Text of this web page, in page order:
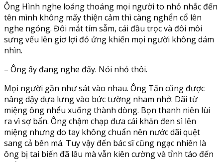
Ông Hình nghe loáng thoáng mọi người to nhỏ nhắc đến
tên mình không mấy thiện cảm thì càng nghển cổ lên
nghe ngóng. Đôi mắt tím sẫm, cái đầu trọc và đôi môi
sưng vếu lên giơ lợi đỏ ửng khiến mọi người không dám
nhìn.
– Ông ấy đang nghe đấy. Nói nhỏ thôi.
Mọi người gần như sát vào nhau. Ông Tấn cũng được
nâng dậy dựa lưng vào bức tường nham nhở. Dãi từ
miệng ông nhểu xuống thành dòng. Bọn thanh niên lùi
ra vì sợ bẩn. Ông chậm chạp đưa cái khăn đen sì lên
miệng nhưng do tay không chuẩn nên nước dãi quệt
sang cả bên má. Tuy vậy đến bác sĩ cũng ngạc nhiên là
ông bị tai biến đã lâu mà vẫn kiên cường và tỉnh táo đến